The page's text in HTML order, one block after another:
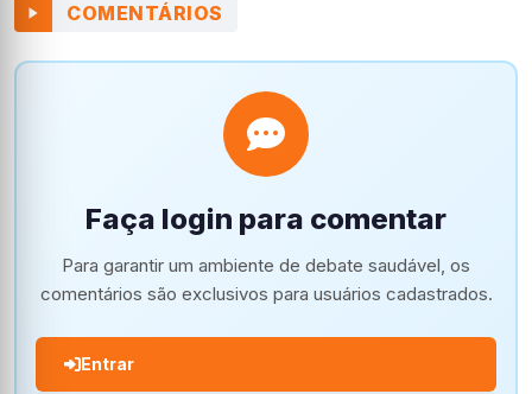
COMENTÁRIOS
Faça login para comentar
Para garantir um ambiente de debate saudável, os
comentários são exclusivos para usuários cadastrados.
Entrar